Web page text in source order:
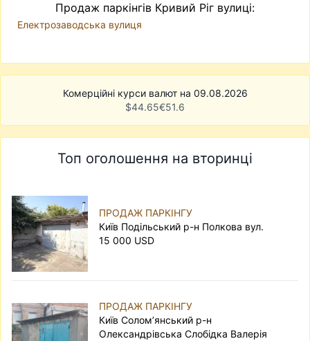
Продаж паркінгів Кривий Ріг вулиці:
Електрозаводська вулиця
Комерційні курси валют на 09.08.2026
$44.65€51.6
Топ оголошення на вторинці
ПРОДАЖ ПАРКІНГУ
Київ Подільський р-н Полкова вул.
15 000 USD
ПРОДАЖ ПАРКІНГУ
Київ Солом’янський р-н
Олександрівська Слобідка Валерія